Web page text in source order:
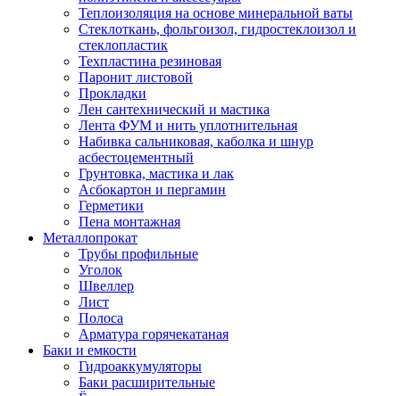
Теплоизоляция на основе минеральной ваты
Стеклоткань, фольгоизол, гидростеклоизол и
стеклопластик
Техпластина резиновая
Паронит листовой
Прокладки
Лен сантехнический и мастика
Лента ФУМ и нить уплотнительная
Набивка сальниковая, каболка и шнур
асбестоцементный
Грунтовка, мастика и лак
Асбокартон и пергамин
Герметики
Пена монтажная
Металлопрокат
Трубы профильные
Уголок
Швеллер
Лист
Полоса
Арматура горячекатаная
Баки и емкости
Гидроаккумуляторы
Баки расширительные